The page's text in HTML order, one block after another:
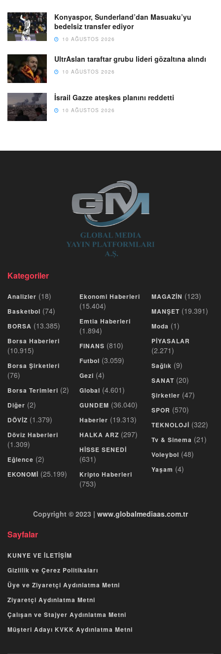
Konyaspor, Sunderland’dan Masuaku’yu
bedelsiz transfer ediyor
10 AĞUSTOS 2026
UltrAslan taraftar grubu lideri gözaltına alındı
10 AĞUSTOS 2026
İsrail Gazze ateşkes planını reddetti
10 AĞUSTOS 2026
Kategoriler
Analizler (18)
Basketbol (74)
BORSA (13.385)
Borsa Haberleri
(10.915)
Borsa Şirketleri
(76)
Borsa Terimleri (2)
Diğer (2)
DÖVİZ (1.379)
Döviz Haberleri
(1.309)
Eğlence (2)
EKONOMİ (25.199)
Ekonomi Haberleri
(15.404)
Emtia Haberleri
(1.894)
FINANS (810)
Futbol (3.059)
Gezi (4)
Global (4.601)
GUNDEM (36.040)
Haberler (19.313)
HALKA ARZ (297)
HİSSE SENEDİ
(631)
Kripto Haberleri
(753)
MAGAZİN (123)
MANŞET (19.391)
Moda (1)
PİYASALAR
(2.271)
Sağlık (9)
SANAT (20)
Şirketler (47)
SPOR (570)
TEKNOLOJİ (322)
Tv & Sinema (21)
Voleybol (48)
Yaşam (4)
Copyright © 2023 | www.globalmediaas.com.tr
Sayfalar
KUNYE VE İLETİŞİM
Gizlilik ve Çerez Politikaları
Üye ve Ziyaretçi Aydınlatma Metni
Ziyaretçi Aydınlatma Metni
Çalışan ve Stajyer Aydınlatma Metni
Müşteri Adayı KVKK Aydınlatma Metni